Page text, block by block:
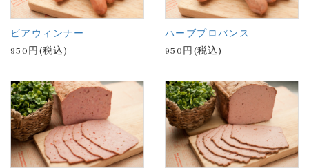
ビアウィンナー
950円(税込)
ハーブプロバンス
950円(税込)